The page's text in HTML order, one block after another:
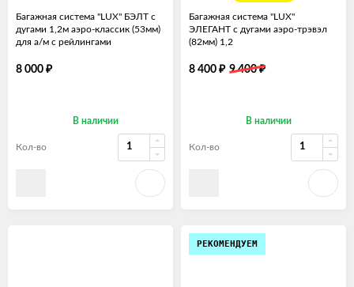
Багажная система "LUX" БЭЛТ с
дугами 1,2м аэро-классик (53мм)
для а/м с рейлингами
8 000 ₽
В наличии
Кол-во
Багажная система "LUX"
ЭЛЕГАНТ с дугами аэро-трэвэл
(82мм) 1,2
8 400 ₽ 9 400₽
В наличии
Кол-во
РЕКОМЕНДУЕМ